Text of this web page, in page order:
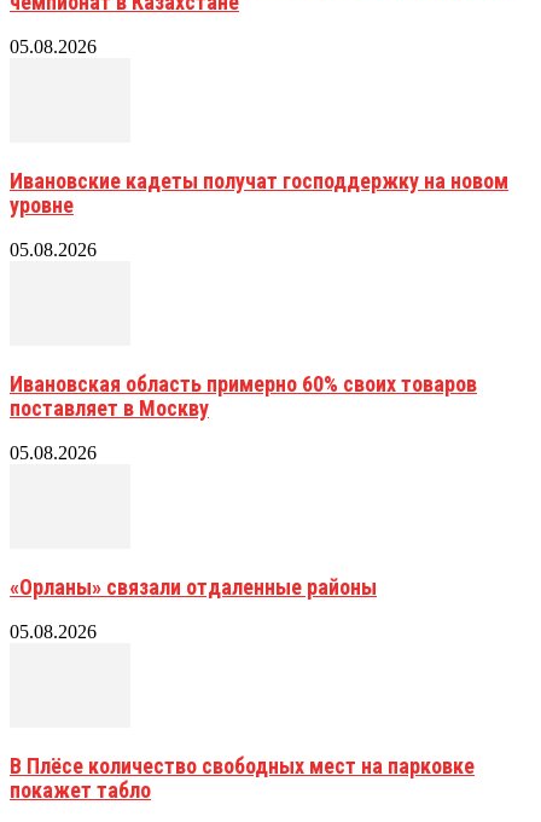
05.08.2026
Ивановские кадеты получат господдержку на новом
уровне
05.08.2026
Ивановская область примерно 60% своих товаров
поставляет в Москву
05.08.2026
«Орланы» связали отдаленные районы
05.08.2026
В Плёсе количество свободных мест на парковке
покажет табло